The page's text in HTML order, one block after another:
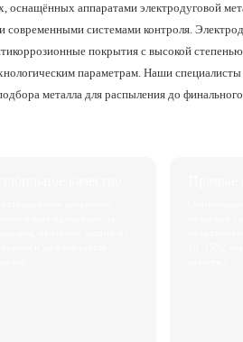
аппаратами электродуговой
системами контроля.
покрытия с высокой
параметрам. Наши
металла для распыления до финального